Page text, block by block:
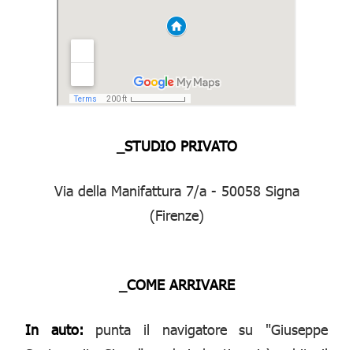
_STUDIO PRIVATO
Via della Manifattura 7/a - 50058 Signa
(Firenze)
_COME ARRIVARE
In auto: punta il navigatore su "Giuseppe